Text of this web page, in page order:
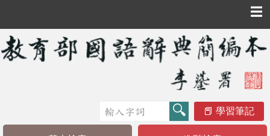
☰
學習筆記